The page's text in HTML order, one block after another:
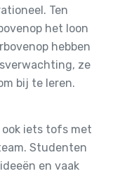
Ten
het loon
hebben
ze
bij te leren.
iets tofs met
Studenten
en vaak